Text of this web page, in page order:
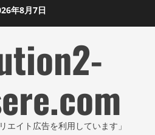
年8月7日
エイト広告を利用しています」